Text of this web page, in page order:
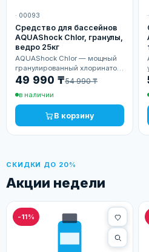
· 00093
Средство для бассейнов
AQUAShock Chlor, гранулы,
ведро 25кг
AQUAShock Chlor — мощный
гранулированный хлоринатор
для быстрой дезинфекции и
Ведро 25 кг обеспечит полный
сезон чистоты вашего…
49 990 ₸54 990 ₸
в наличии
В корзину
СКИДКИ ДО 20%
Акции недели
-11%